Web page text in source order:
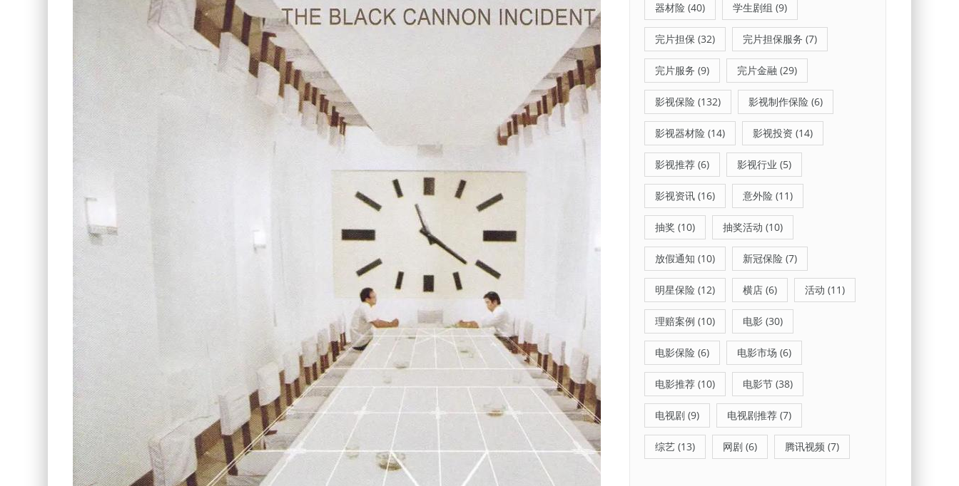
器材险 (40) 学生剧组 (9)
完片担保 (32) 完片担保服务 (7)
完片服务 (9) 完片金融 (29)
影视保险 (132) 影视制作保险 (6)
影视器材险 (14) 影视投资 (14)
影视推荐 (6) 影视行业 (5)
影视资讯 (16) 意外险 (11)
抽奖 (10) 抽奖活动 (10)
放假通知 (10) 新冠保险 (7)
明星保险 (12) 横店 (6) 活动 (11)
理赔案例 (10) 电影 (30)
电影保险 (6) 电影市场 (6)
电影推荐 (10) 电影节 (38)
电视剧 (9) 电视剧推荐 (7)
综艺 (13) 网剧 (6) 腾讯视频 (7)